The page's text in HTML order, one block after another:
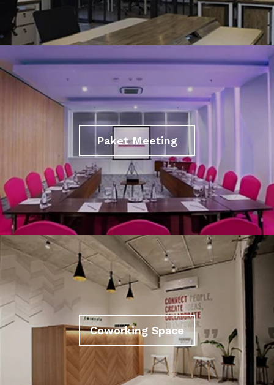
Paket Meeting
Coworking Space